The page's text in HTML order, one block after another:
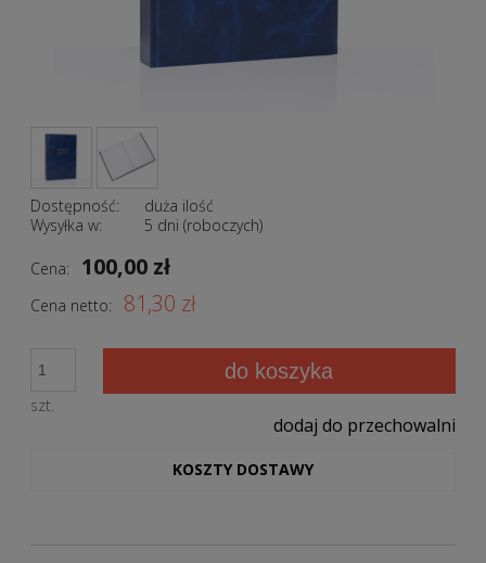
Dostępność:
duża ilość
Wysyłka w:
5 dni (roboczych)
Cena: 100,00 zł
Cena netto: 81,30 zł
szt.
do koszyka
dodaj do przechowalni
KOSZTY DOSTAWY